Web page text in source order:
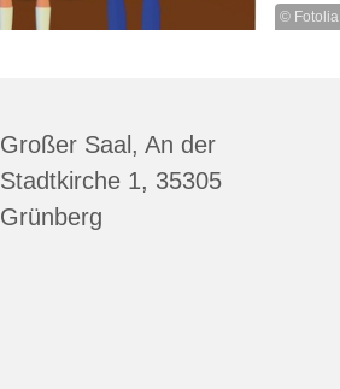
© Fotolia
Großer Saal, An der
Stadtkirche 1, 35305
Grünberg